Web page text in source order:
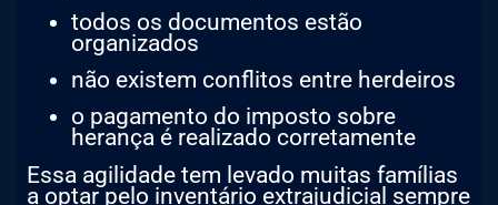
todos os documentos estão
organizados
não existem conflitos entre herdeiros
o pagamento do imposto sobre
herança é realizado corretamente
Essa agilidade tem levado muitas famílias
a optar pelo inventário extrajudicial sempre